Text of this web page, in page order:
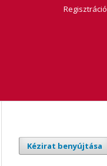
Regisztráció
Kézirat benyújtása